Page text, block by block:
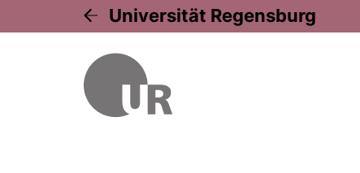
Universität Regensburg